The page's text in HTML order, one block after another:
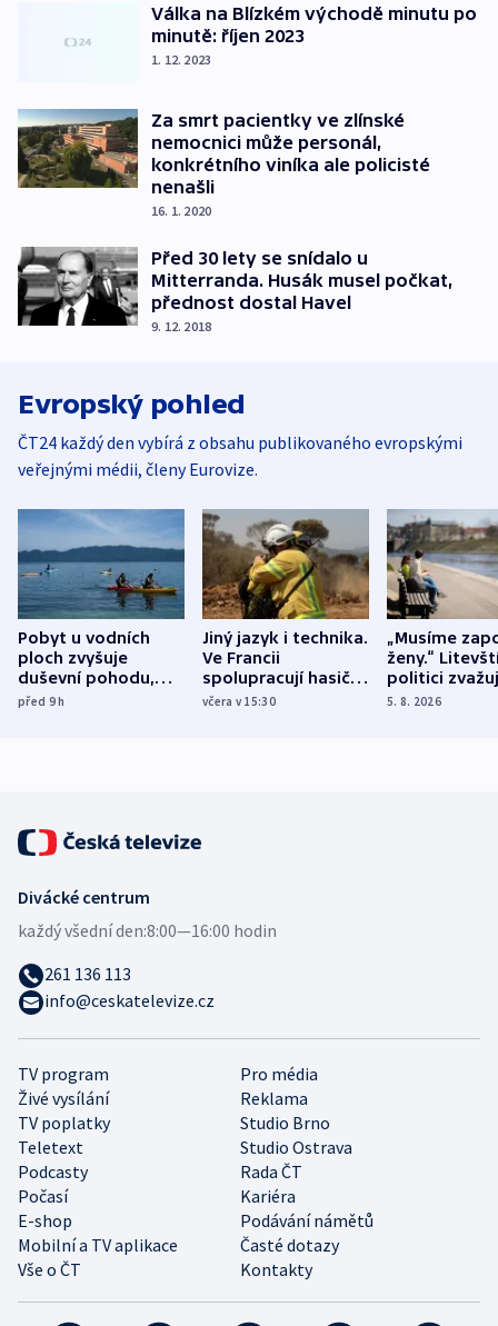
Válka na Blízkém východě minutu po
minutě: říjen 2023
1. 12. 2023
Za smrt pacientky ve zlínské
nemocnici může personál,
konkrétního viníka ale policisté
nenašli
16. 1. 2020
Před 30 lety se snídalo u
Mitterranda. Husák musel počkat,
přednost dostal Havel
9. 12. 2018
Evropský pohled
ČT24 každý den vybírá z obsahu publikovaného evropskými
veřejnými médii, členy Eurovize.
Pobyt u vodních
ploch zvyšuje
duševní pohodu,
ukázala
před 9h
Jiný jazyk i technika.
Ve Francii
spolupracují hasiči z
různých zemí
včera v 15:30
„Musíme
ženy.“
politici
dohodu o
5. 8. 2026
TV program
Pro média
Živé vysílání
Reklama
TV poplatky
Studio Brno
Teletext
Studio Ostrava
Podcasty
Rada ČT
Počasí
Kariéra
E-shop
Podávání námětů
Mobilní a TV aplikace
Časté dotazy
Vše o ČT
Kontakty
Divácké centrum
každý všední den:8:00—16:00 hodin
261 136 113
info@ceskatelevize.cz